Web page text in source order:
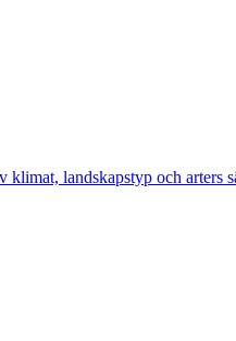
landskapstyp och arters